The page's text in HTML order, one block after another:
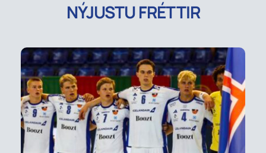
NÝJUSTU FRÉTTIR